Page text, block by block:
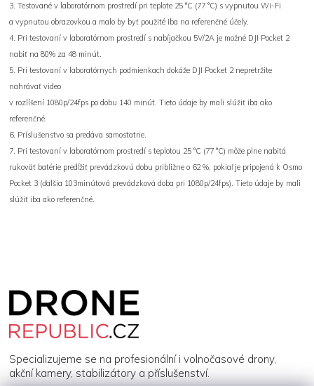
3. Testované v laboratórnom prostredí pri teplote 25 °C (77 °C) s vypnutou Wi-Fi
a vypnutou obrazovkou a malo by byť použité iba na referenčné účely.
4. Pri testovaní v laboratórnom prostredí s nabíjačkou 5V/2A je možné DJI Pocket 2
nabiť na 80% za 48 minút.
5. Pri testovaní v laboratórnych podmienkach dokáže DJI Pocket 2 nepretržite
nahrávať video
v rozlíšení 1080p/24fps po dobu 140 minút. Tieto údaje by mali slúžiť iba ako
referenčné.
6. Príslušenstvo sa predáva samostatne.
7. Pri testovaní v laboratórnom prostredí s teplotou 25 °C (77 °C) môže plne nabitá
rukoväť batérie predĺžiť prevádzkovú dobu približne o 62 %, pokiaľ je pripojená k Osmo
Pocket 3 (ďalšia 103minútová prevádzková doba pri 1080p/24fps). Tieto údaje by mali
slúžiť iba ako referenčné.
Specializujeme se na profesionální i volnočasové drony,
akční kamery, stabilizátory a příslušenství.